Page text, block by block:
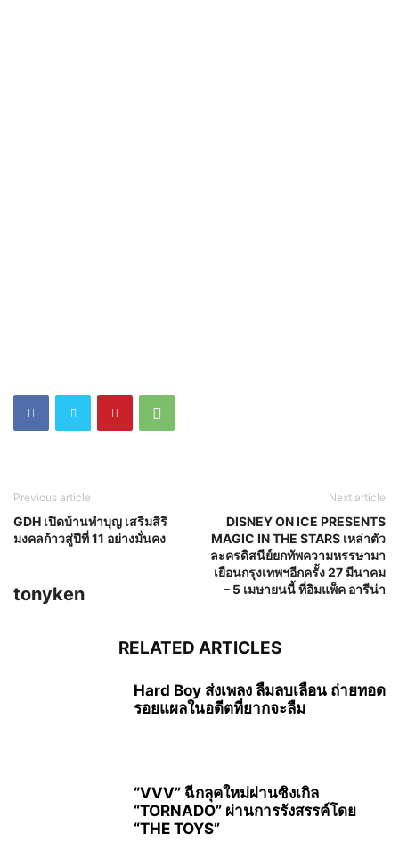
Previous article
GDH เปิดบ้านทำบุญ เสริมสิริ
มงคลก้าวสู่ปีที่ 11 อย่างมั่นคง
Next article
DISNEY ON ICE PRESENTS
MAGIC IN THE STARS เหล่าตัว
ละครดิสนีย์ยกทัพความหรรษามา
เยือนกรุงเทพฯอีกครั้ง 27 มีนาคม
– 5 เมษายนนี้ ที่อิมแพ็ค อารีน่า
tonyken
RELATED ARTICLES
Hard Boy ส่งเพลง ลืมลบเลือน ถ่ายทอด
รอยแผลในอดีตที่ยากจะลืม
“VVV” ฉีกลุคใหม่ผ่านซิงเกิล
“TORNADO” ผ่านการรังสรรค์โดย
“THE TOYS”